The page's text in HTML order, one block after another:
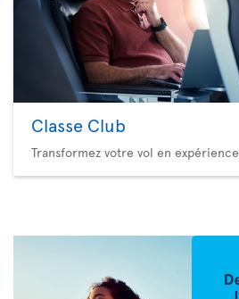
Classe Club
Transformez votre vol en expérience